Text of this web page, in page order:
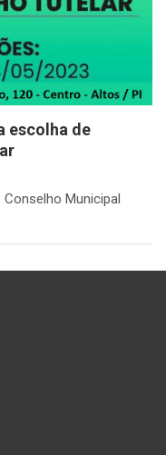
escolha de
Municipal